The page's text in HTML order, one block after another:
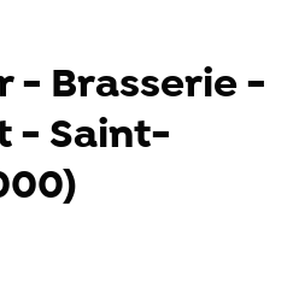
- Brasserie -
- Saint-